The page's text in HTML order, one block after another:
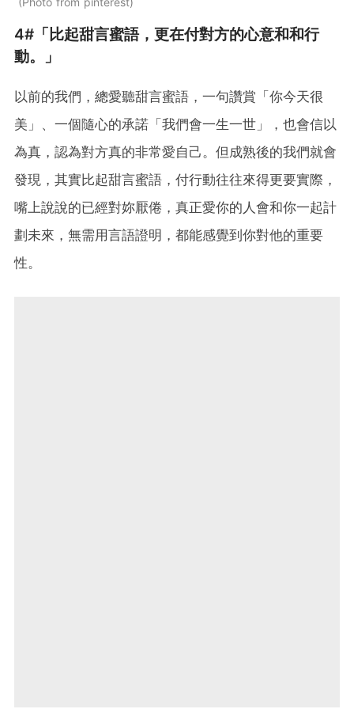
4#「比起甜言蜜語，更在付對方的心意和和行
動。」
以前的我們，總愛聽甜言蜜語，一句讚賞「你今天很
美」、一個隨心的承諾「我們會一生一世」，也會信以
為真，認為對方真的非常愛自己。但成熟後的我們就會
發現，其實比起甜言蜜語，付行動往往來得更要實際，
嘴上說說的已經對妳厭倦，真正愛你的人會和你一起計
劃未來，無需用言語證明，都能感覺到你對他的重要
性。